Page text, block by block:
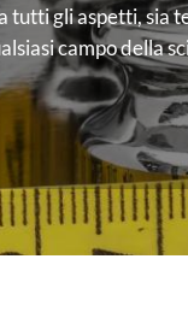
tutti gli aspetti, sia
campo della
sono tutti quegli
misura